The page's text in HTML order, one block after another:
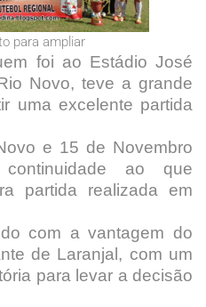
para ampliar
foi ao Estádio José
Novo, teve a grande
uma excelente partida
e 15 de Novembro
ao que
partida realizada em
com a vantagem do
de Laranjal, com um
para levar a decisão